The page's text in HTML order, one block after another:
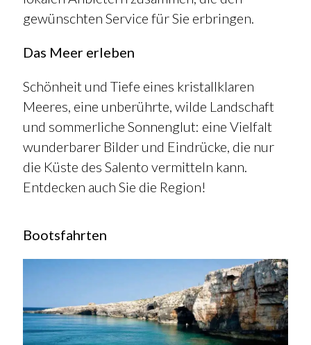
gewünschten Service für Sie erbringen.
Das Meer erleben
Schönheit und Tiefe eines kristallklaren
Meeres, eine unberührte, wilde Landschaft
und sommerliche Sonnenglut: eine Vielfalt
wunderbarer Bilder und Eindrücke, die nur
die Küste des Salento vermitteln kann.
Entdecken auch Sie die Region!
Bootsfahrten